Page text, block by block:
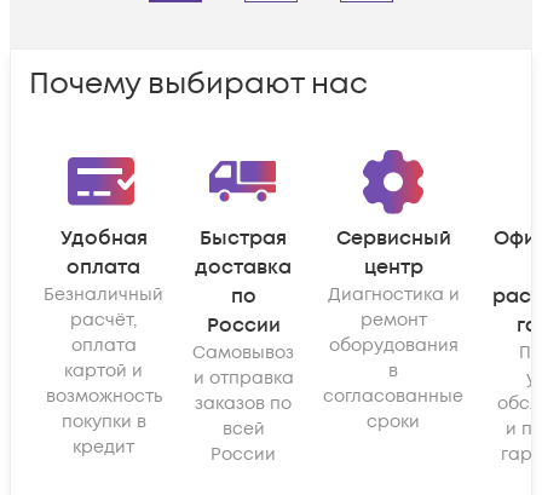
Почему выбирают нас
Удобная
оплата
Безналичный
расчёт,
оплата
картой и
возможность
покупки в
кредит
Быстрая
доставка
по
России
Самовывоз
и отправка
заказов по
всей
России
Сервисный
центр
Диагностика и
ремонт
оборудования
в
согласованные
сроки
и